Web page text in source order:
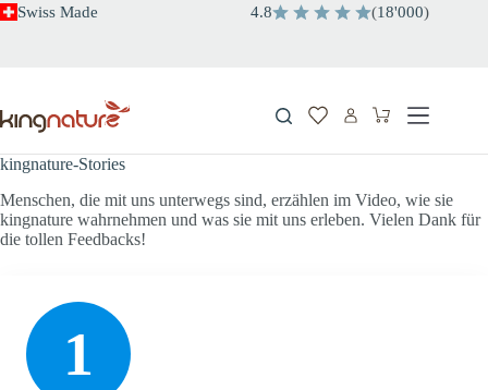
ZumSwiss Made 4.8 (18'000)
Warenkorb
kingnature-Stories
Menschen, die mit uns unterwegs sind, erzählen im Video, wie sie
kingnature wahrnehmen und was sie mit uns erleben. Vielen Dank für
die tollen Feedbacks!
1